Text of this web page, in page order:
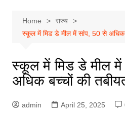
Home
राज्य
स्कूल में मिड डे मील में सांप, 50 से अधिक
स्कूल में मिड डे मील
अधिक बच्चों की
admin April 25, 2025